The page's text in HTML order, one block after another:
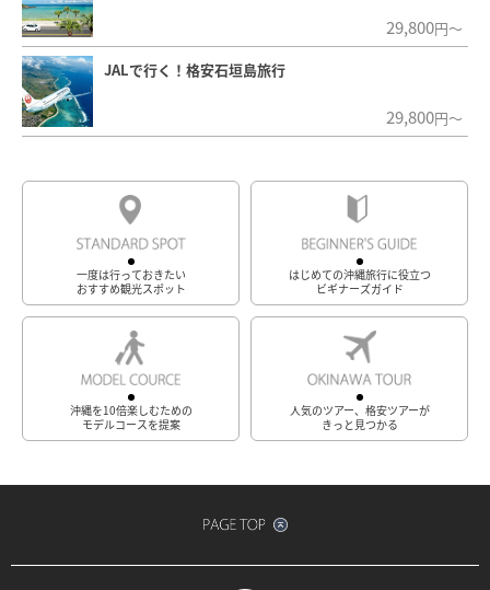
29,800円～
JALで行く！格安石垣島旅行
29,800円～
一度は行っておきたい
おすすめ観光スポット
はじめての沖縄旅行に役立つ
ビギナーズガイド
沖縄を10倍楽しむための
モデルコースを提案
人気のツアー、格安ツアーが
きっと見つかる